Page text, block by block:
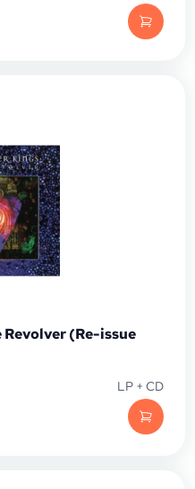
(Re-issue
LP + CD